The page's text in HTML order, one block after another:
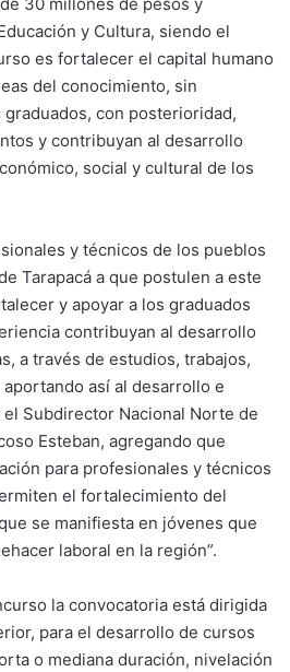
y Cultura, siendo el
es fortalecer el capital humano
del conocimiento, sin
con posterioridad,
y contribuyan al desarrollo
social y cultural de los
y técnicos de los pueblos
Tarapacá a que postulen a este
y apoyar a los graduados
contribuyan al desarrollo
a través de estudios, trabajos,
así al desarrollo e
Subdirector Nacional Norte de
Esteban, agregando que
para profesionales y técnicos
el fortalecimiento del
se manifiesta en jóvenes que
laboral en la región”.
la convocatoria está dirigida
para el desarrollo de cursos
o mediana duración, nivelación